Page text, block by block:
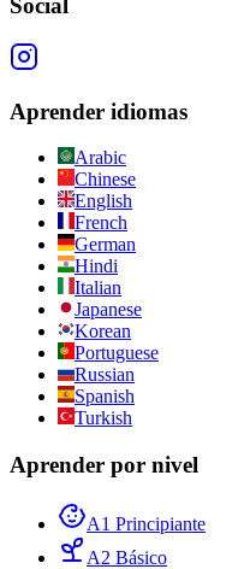
Social
Aprender idiomas
Arabic
Chinese
English
French
German
Hindi
Italian
Japanese
Korean
Portuguese
Russian
Spanish
Turkish
Aprender por nivel
A1 Principiante
A2 Básico